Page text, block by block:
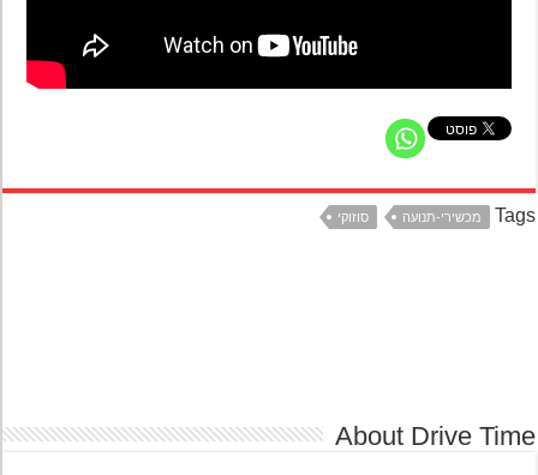
מכשירי-תנועה סוזוקי
About Drive